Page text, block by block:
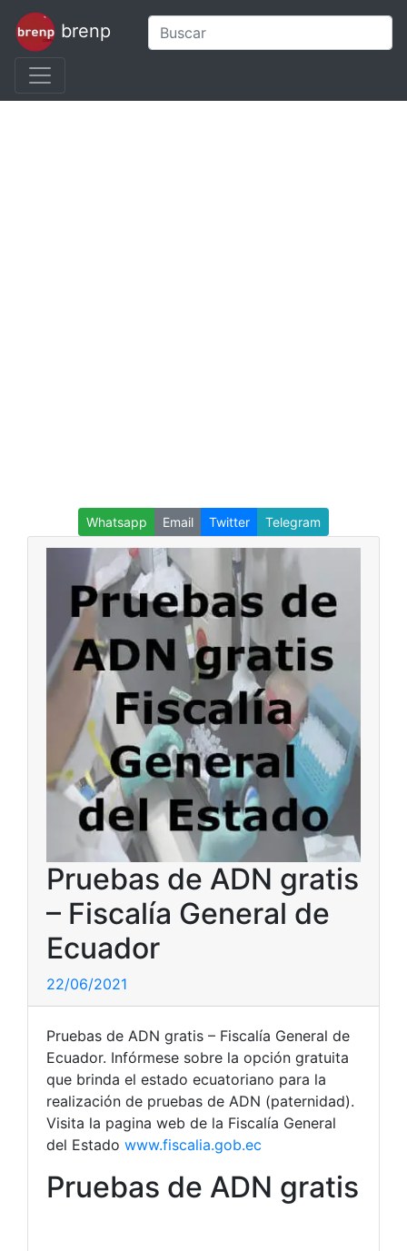
brenp
Whatsapp Email Twitter Telegram
Pruebas de ADN gratis
– Fiscalía General de
Ecuador
22/06/2021
Pruebas de ADN gratis – Fiscalía General de
Ecuador. Infórmese sobre la opción gratuita
que brinda el estado ecuatoriano para la
realización de pruebas de ADN (paternidad).
Visita la pagina web de la Fiscalía General
del Estado www.fiscalia.gob.ec
Pruebas de ADN gratis